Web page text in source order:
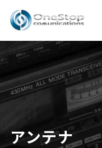
アンテナ